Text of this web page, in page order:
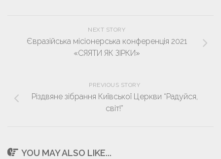
NEXT STORY
Євразійська місіонерська конференція 2021
«СЯЯТИ ЯК ЗІРКИ»
PREVIOUS STORY
Різдвяне зібрання Київської Церкви “Радуйся,
світ!”
YOU MAY ALSO LIKE...